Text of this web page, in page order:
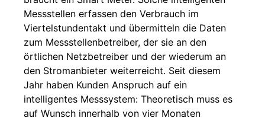
Messstellen erfassen den Verbrauch im
Viertelstundentakt und übermitteln die Daten
zum Messstellenbetreiber, der sie an den
örtlichen Netzbetreiber und der wiederum an
den Stromanbieter weiterreicht. Seit diesem
Jahr haben Kunden Anspruch auf ein
intelligentes Messsystem: Theoretisch muss es
auf Wunsch innerhalb von vier Monaten